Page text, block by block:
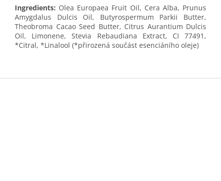
Ingredients: Olea Europaea Fruit Oil, Cera Alba, Prunus
Amygdalus Dulcis Oil, Butyrospermum Parkii Butter,
Theobroma Cacao Seed Butter, Citrus Aurantium Dulcis
Oil, Limonene, Stevia Rebaudiana Extract, CI 77491,
*Citral, *Linalool (*přirozená součást esenciáního oleje)
Z